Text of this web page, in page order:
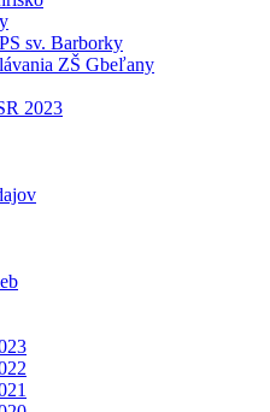
sv. Barborky
ZŠ Gbeľany
2023